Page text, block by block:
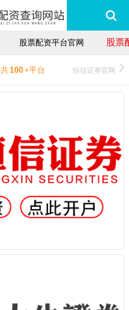
股票配资平台官网 股票
共100+平台 恒信证券官网